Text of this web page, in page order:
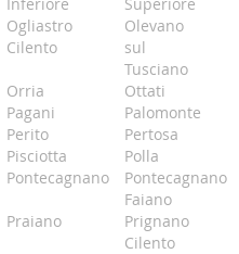
Ogliastro
Cilento
Olevano
sul
Tusciano
Orria
Ottati
Pagani
Palomonte
Perito
Pertosa
Pisciotta
Polla
Pontecagnano
Pontecagnano
Faiano
Praiano
Prignano
Cilento